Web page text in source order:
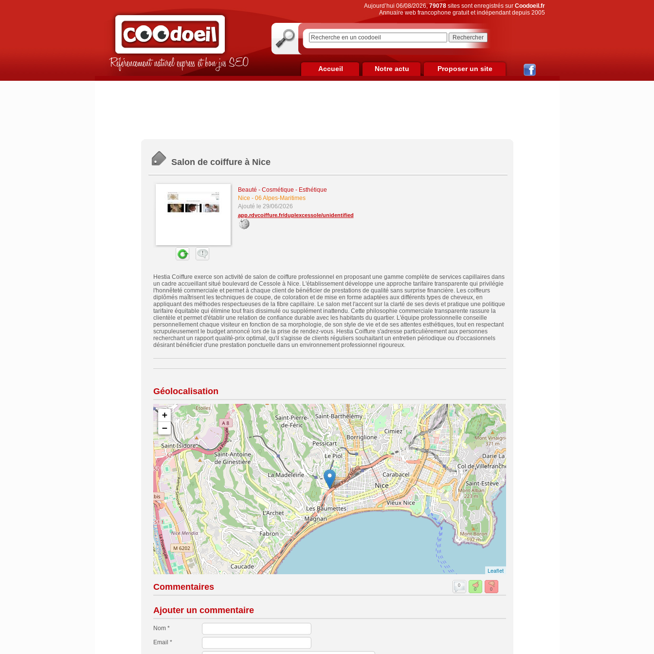
Référencement naturel express et bon jus SEO
Aujourd’hui 06/08/2026,79078sites sont enregistrés sur Coodoeil.fr
Annuaire web francophone gratuit et indépendant depuis 2005
Accueil Notre actu Proposer un site
Salon de coiffure à Nice
Beauté - Cosmétique - Esthétique
Nice - 06 Alpes-Maritimes
Ajouté le 29/06/2026
app.rdvcoiffure.fr/duplexcessole/unidentified
Hestia Coiffure exerce son activité de salon de coiffure professionnel en proposant une gamme complète de services capillaires dans
un cadre accueillant situé boulevard de Cessole à Nice. L'établissement développe une approche tarifaire transparente qui privilégie
l'honnêteté commerciale et permet à chaque client de bénéficier de prestations de qualité sans surprise financière. Les coiffeurs
diplômés maîtrisent les techniques de coupe, de coloration et de mise en forme adaptées aux différents types de cheveux, en
appliquant des méthodes respectueuses de la fibre capillaire. Le salon met l'accent sur la clarté de ses devis et pratique une politique
tarifaire équitable qui élimine tout frais dissimulé ou supplément inattendu. Cette philosophie commerciale transparente rassure la
clientèle et permet d'établir une relation de confiance durable avec les habitants du quartier. L'équipe professionnelle conseille
personnellement chaque visiteur en fonction de sa morphologie, de son style de vie et de ses attentes esthétiques, tout en respectant
scrupuleusement le budget annoncé lors de la prise de rendez-vous. Hestia Coiffure s'adresse particulièrement aux personnes
recherchant un rapport qualité-prix optimal, qu'il s'agisse de clients réguliers souhaitant un entretien périodique ou d'occasionnels
désirant bénéficier d'une prestation ponctuelle dans un environnement professionnel rigoureux.
Géolocalisation
+
−
Leaflet
Commentaires
0
0
0
Ajouter un commentaire
Nom *
Email *